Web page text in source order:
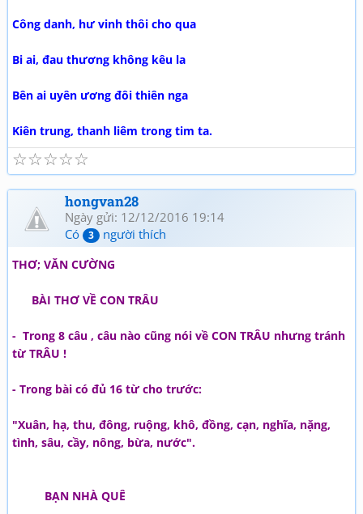
Công danh, hư vinh thôi cho qua
Bi ai, đau thương không kêu la
Bên ai uyên ương đôi thiên nga
Kiên trung, thanh liêm trong tim ta.
☆
☆
☆
☆
☆
hongvan28
Ngày gửi: 12/12/2016 19:14
Có
3 người thích
THƠ; VĂN CƯỜNG
BÀI THƠ VỀ CON TRÂU
- Trong 8 câu , câu nào cũng nói về CON TRÂU nhưng tránh
từ TRÂU !
- Trong bài có đủ 16 từ cho trước:
"Xuân, hạ, thu, đông, ruộng, khô, đồng, cạn, nghĩa, nặng,
tình, sâu, cầy, nông, bừa, nước".
BẠN NHÀ QUÊ